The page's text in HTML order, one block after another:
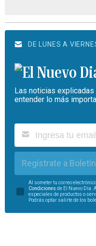
DE LUNES A
Las noticias
entender lo más
Regístrate a
Al someter tu correo
Condiciones de El Nuevo Día.
especiales de productos o
Podrás optar salirte de los